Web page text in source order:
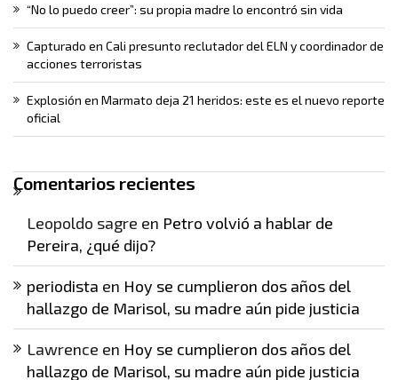
“No lo puedo creer”: su propia madre lo encontró sin vida
Capturado en Cali presunto reclutador del ELN y coordinador de
acciones terroristas
Explosión en Marmato deja 21 heridos: este es el nuevo reporte
oficial
Comentarios recientes
Leopoldo sagre en Petro volvió a hablar de
Pereira, ¿qué dijo?
periodista en Hoy se cumplieron dos años del
hallazgo de Marisol, su madre aún pide justicia
Lawrence en Hoy se cumplieron dos años del
hallazgo de Marisol, su madre aún pide justicia